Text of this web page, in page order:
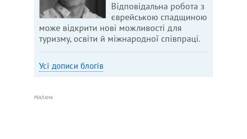
Відповідальна робота з
єврейською спадщиною
може відкрити нові можливості для
туризму, освіти й міжнародної співпраці.
Усі дописи блогів
РЕКЛАМА